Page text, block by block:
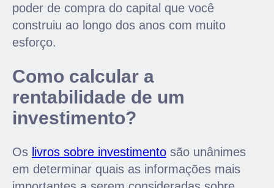
poder de compra do capital que você
construiu ao longo dos anos com muito
esforço.
Como calcular a
rentabilidade de um
investimento?
Os livros sobre investimento são unânimes
em determinar quais as informações mais